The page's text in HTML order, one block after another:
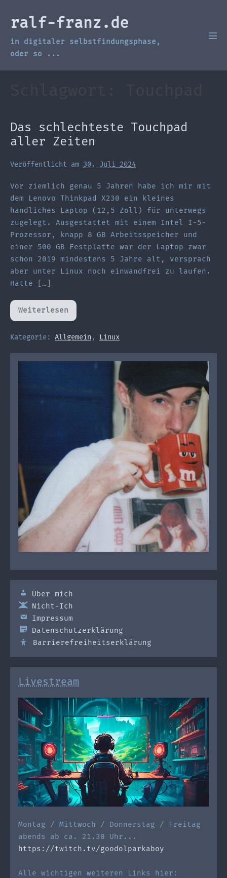
Inhalt
springen
ralf-franz.de
in digitaler selbstfindungsphase,
oder so ...
Das schlechteste Touchpad
aller Zeiten
Veröffentlicht am 30. Juli 2024
Vor ziemlich genau 5 Jahren habe ich mir mit
dem Lenovo Thinkpad X230 ein kleines
handliches Laptop (12,5 Zoll) für unterwegs
zugelegt. Ausgestattet mit einem Intel I-5-
Prozessor, knapp 8 GB Arbeitsspeicher und
einer 500 GB Festplatte war der Laptop zwar
schon 2019 mindestens 5 Jahre alt, versprach
aber unter Linux noch einwandfrei zu laufen.
Hatte […]
Weiterlesen
Das
schlechteste
aller
Zeiten
Kategorie: Allgemein , Linux
Über mich
Nicht-Ich
Impressum
Datenschutzerklärung
Barrierefreiheitserklärung
Livestream
Montag / Mittwoch / Donnerstag / Freitag
abends ab ca. 21.30 Uhr...
https://twitch.tv/goodolparkaboy
Alle wichtigen weiteren Links hier: